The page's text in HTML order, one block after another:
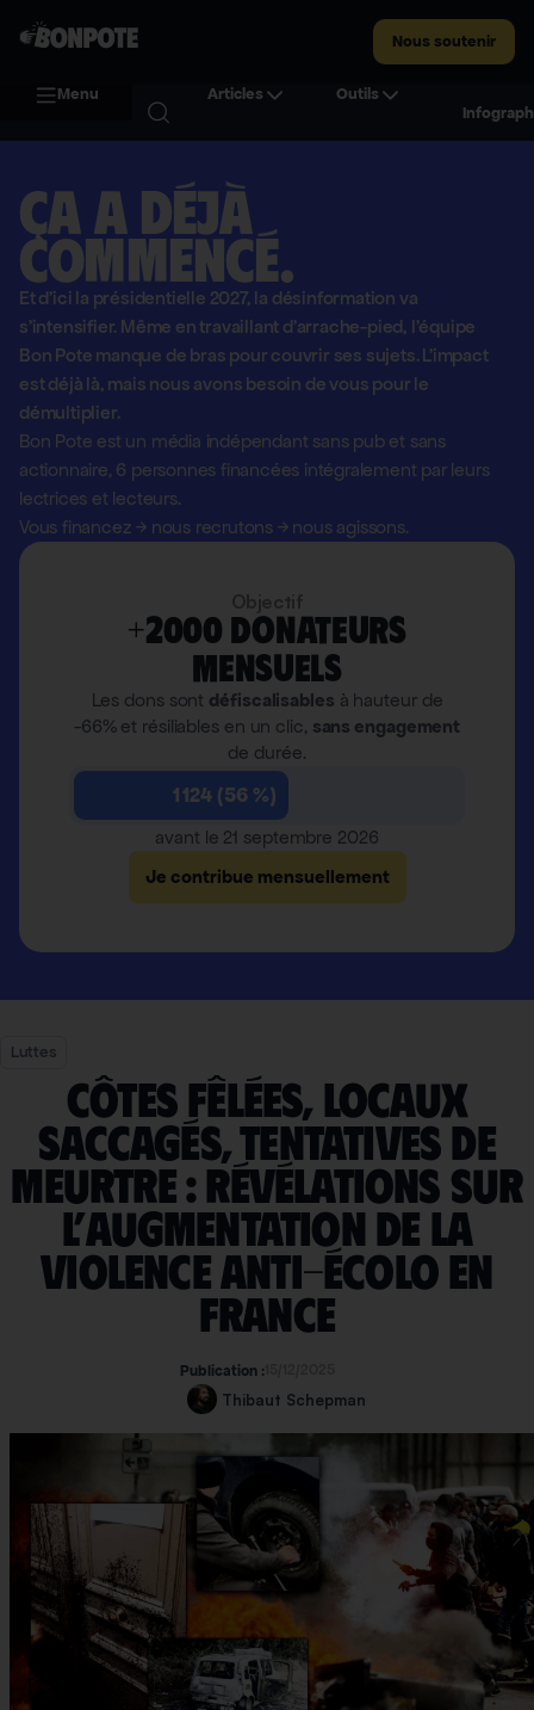
Nous soutenir
Menu Articles
Outils
Ça a déjà
commencé.
Et d'ici la présidentielle 2027, la désinformation va
s'intensifier. Même en travaillant d'arrache-pied, l'équipe
Bon Pote manque de bras pour couvrir ses sujets. L'impact
est déjà là, mais nous avons besoin de vous pour le
démultiplier.
Bon Pote est un média indépendant sans pub et sans
actionnaire, 6 personnes financées intégralement par leurs
lectrices et lecteurs.
Vous financez→ nous recrutons →nous agissons.
+2000 donateurs
mensuels
Les dons sont défiscalisables à hauteur de
-66% et résiliables en un clic, sans engagement
de durée.
1 124 (56 %)
avant le 21 septembre 2026
Je contribue mensuellement
Luttes
Côtes fêlées, locaux
saccagés, tentatives de
meurtre : révélations sur
l’augmentation de la
violence anti-écolo en
France
Publication :
Thibaut Schepman